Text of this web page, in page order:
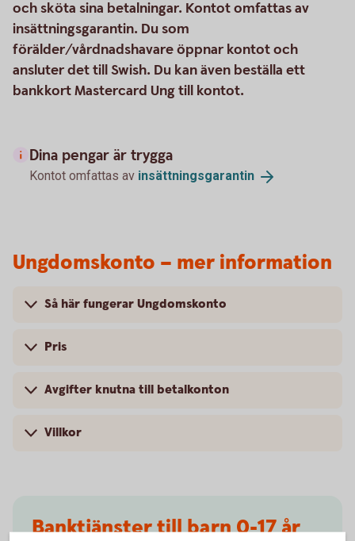
och sköta sina betalningar. Kontot omfattas av
insättningsgarantin. Du som
förälder/vårdnadshavare öppnar kontot och
ansluter det till Swish. Du kan även beställa ett
bankkort Mastercard Ung till kontot.
Dina pengar är trygga
Kontot omfattas av insättningsgarantin
Ungdomskonto – mer information
Så här fungerar Ungdomskonto
Pris
Avgifter knutna till betalkonton
Villkor
Banktjänster till barn 0-17 år